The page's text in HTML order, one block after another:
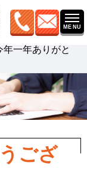
年一年ありがと
ござ